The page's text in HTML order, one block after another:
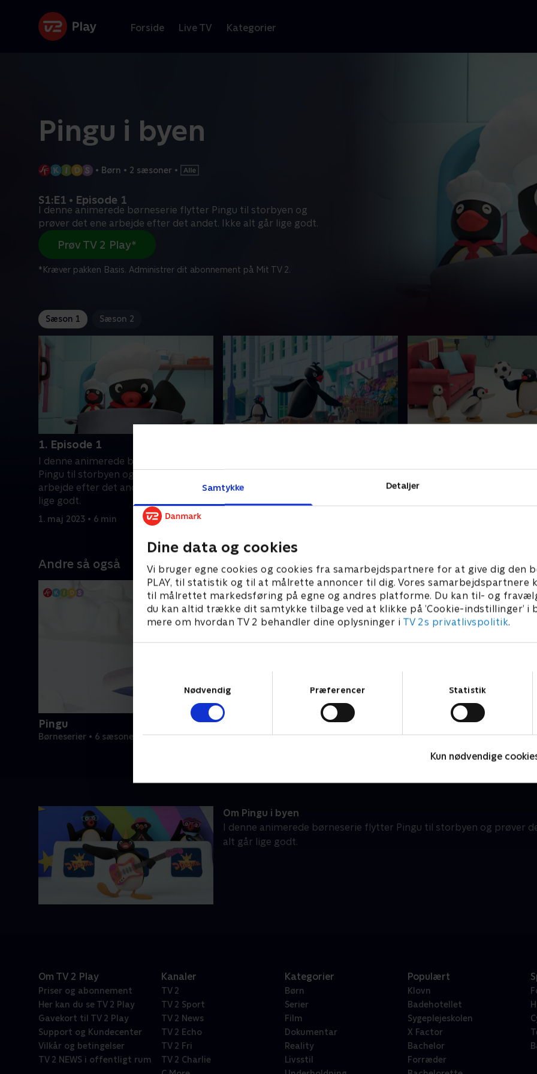
Samtykke Detaljer
Dine data og cookies
Vi bruger egne cookies og cookies fra samarbejdspartnere for at give dig den
PLAY, til statistik og til at målrette annoncer til dig. Vores samarbejdspartnere
til målrettet markedsføring på egne og andres platforme. Du kan til- og
du kan altid trække dit samtykke tilbage ved at klikke på ’Cookie-indstillinger’ i
mere om hvordan TV 2 behandler dine oplysninger i TV 2s privatlivspolitik.
Nødvendig
Præferencer Statistik
Kun nødvendige
Forside Live TV Kategorier
Pingu i byen
• Børn • 2 sæsoner •
S1:E1 • Episode 1
I denne animerede børneserie flytter Pingu til storbyen og
prøver det ene arbejde efter det andet. Ikke alt går lige godt.
Prøv TV 2 Play*
*Kræver pakken Basis. Administrer dit abonnement på Mit TV 2.
Sæson 1 Sæson 2
1. Episode 1
I denne animerede børneserie flytter
Pingu til storbyen og prøver det ene
arbejde efter det andet. Ikke alt går
lige godt.
1. maj 2023 • 6 min
arbejde efter det andet. Ikke alt går
lige godt.
arbejde efter det andet.
Andre så også
Pingu
Børneserier • 6 sæsoner
Alfons Åberg
Om Pingu i byen
I denne animerede børneserie flytter Pingu til storbyen og prøver
alt går lige godt.
Om TV 2 Play
Priser og abonnement
Her kan du se TV 2 Play
Gavekort til TV 2 Play
Support og Kundecenter
Vilkår og betingelser
TV 2 NEWS i offentligt rum
Kanaler
TV 2
TV 2 Sport
TV 2 News
TV 2 Echo
TV 2 Fri
TV 2 Charlie
Kategorier
Børn
Serier
Film
Dokumentar
Reality
Livsstil
Populært
Klovn
Badehotellet
Sygeplejeskolen
X Factor
Bachelor
Forræder